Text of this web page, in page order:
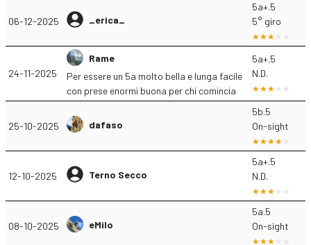
06-12-2025 _erica_
5a+.5
5° giro
24-11-2025
Rame
Per essere un 5a molto bella e lunga facile
con prese enormi buona per chi comincia
5a+.5
N.D.
25-10-2025 dafaso
5b.5
On-sight
12-10-2025 Terno Secco
5a+.5
N.D.
08-10-2025 eMilo
5a.5
On-sight